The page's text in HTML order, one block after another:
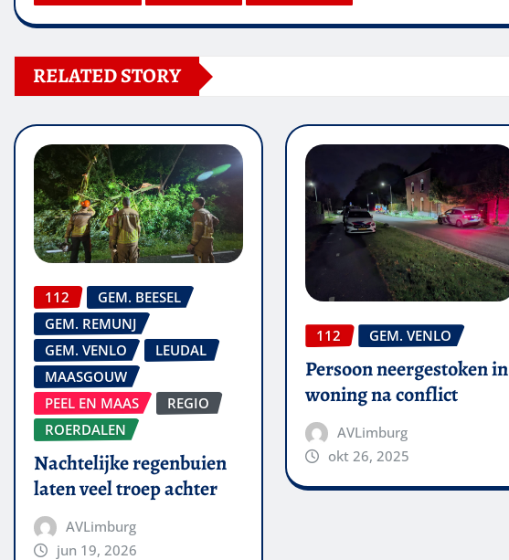
RELATED STORY
112
GEM. BEESEL
GEM. REMUNJ
GEM. VENLO
LEUDAL
MAASGOUW
PEEL EN MAAS
REGIO
ROERDALEN
Nachtelijke regenbuien
laten veel troep achter
AVLimburg
jun 19, 2026
112 GEM. VENLO
Persoon neergestoken in
woning na conflict
AVLimburg
okt 26, 2025